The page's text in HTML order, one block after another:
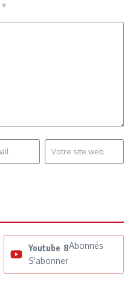
*
Youtube 8Abonnés
S'abonner